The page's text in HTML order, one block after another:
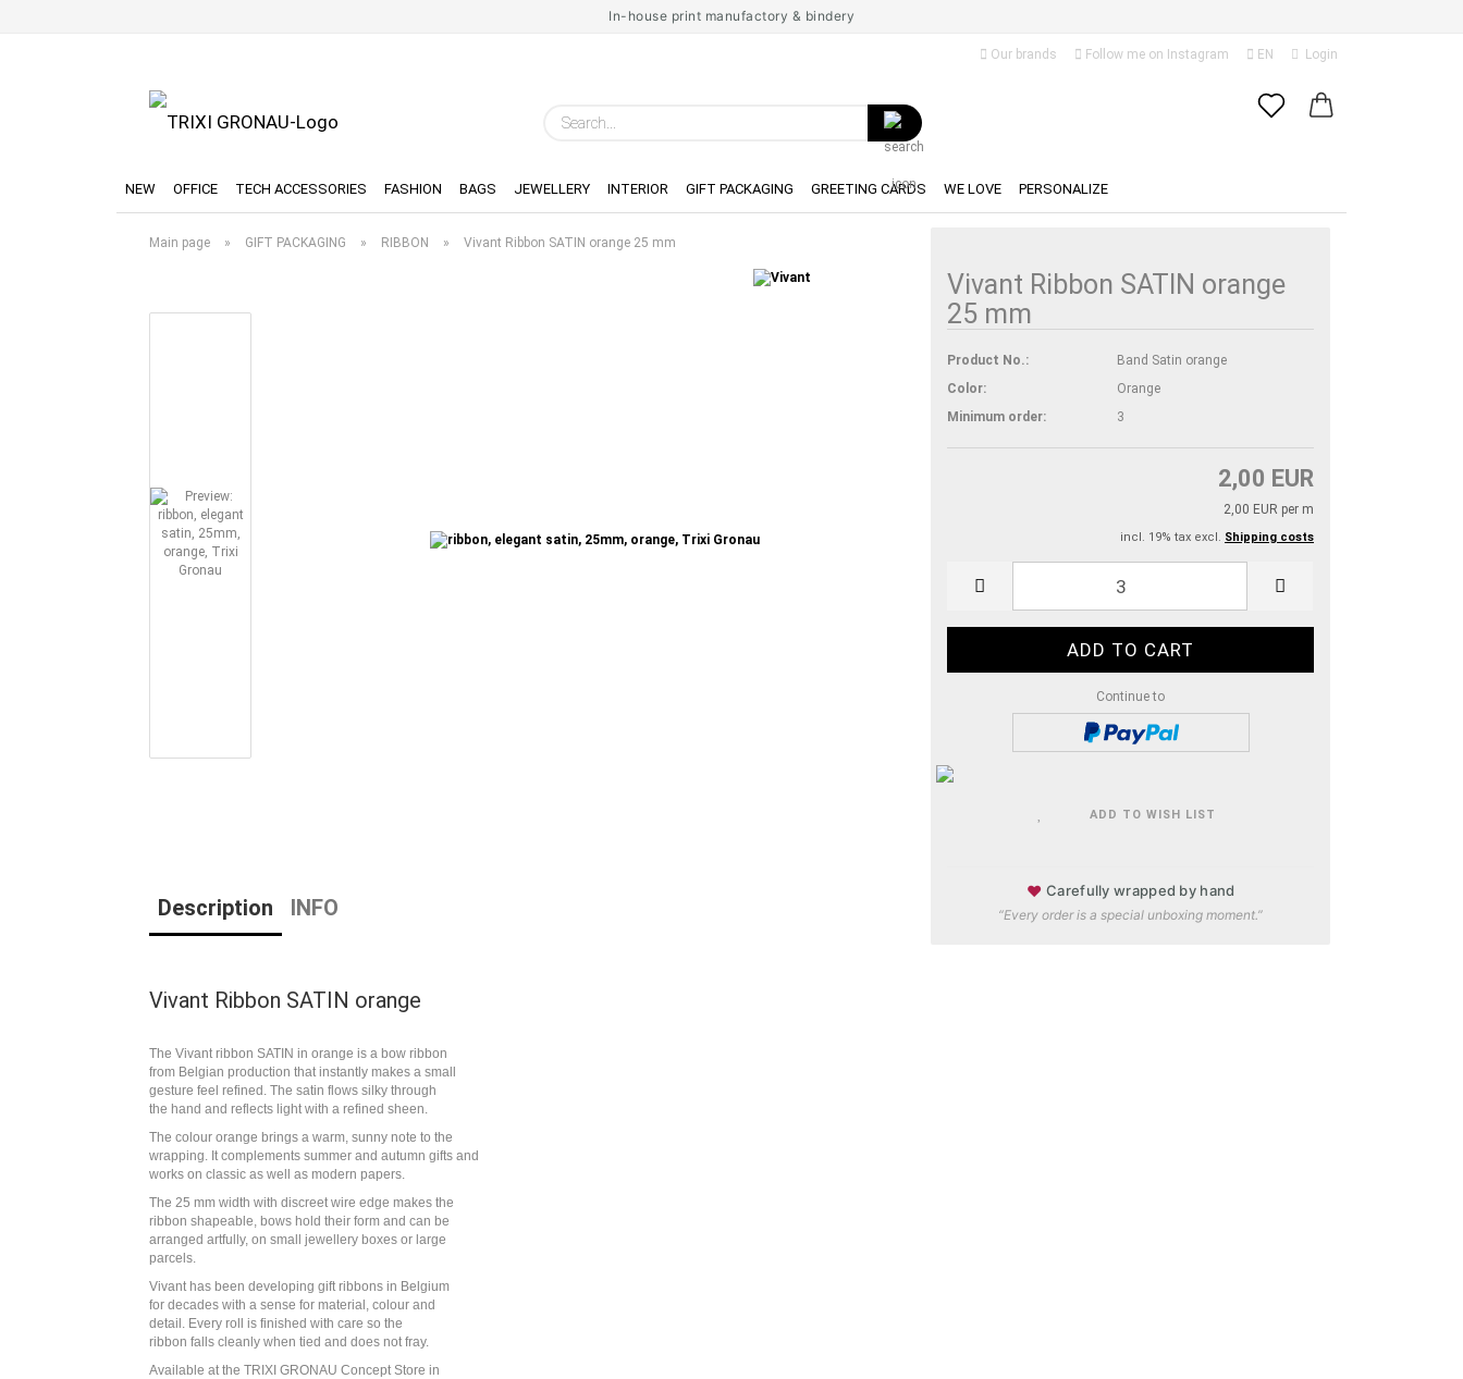
In-house print manufactory & bindery
Our brands Follow me on Instagram EN
Delivery country
Login
Create a new account
Forgot password?
Search...
NEW OFFICE TECH ACCESSORIES FASHION BAGS JEWELLERY INTERIOR GIFT PACKAGING GREETING CARDS WE LOVE PERSONALIZE
Main page » GIFT PACKAGING » RIBBON » Vivant Ribbon SATIN orange 25 mm
Vivant Ribbon SATIN orange
25 mm
Product No.:
Band Satin orange
Color:
Orange
Minimum order:
3
2,00 EUR
2,00 EUR per m
incl. 19% tax excl. Shipping costs
Continue to
ADD TO WISH LIST
♥ Carefully wrapped by hand
“Every order is a special unboxing moment.”
Description INFO
Vivant Ribbon SATIN orange
The Vivant ribbon SATIN in orange is a bow ribbon
from Belgian production that instantly makes a small
gesture feel refined. The satin flows silky through
the hand and reflects light with a refined sheen.
The colour orange brings a warm, sunny note to the
wrapping. It complements summer and autumn gifts and
works on classic as well as modern papers.
The 25 mm width with discreet wire edge makes the
ribbon shapeable, bows hold their form and can be
arranged artfully, on small jewellery boxes or large
parcels.
Vivant has been developing gift ribbons in Belgium
for decades with a sense for material, colour and
detail. Every roll is finished with care so the
ribbon falls cleanly when tied and does not fray.
Available at the TRIXI GRONAU Concept Store in